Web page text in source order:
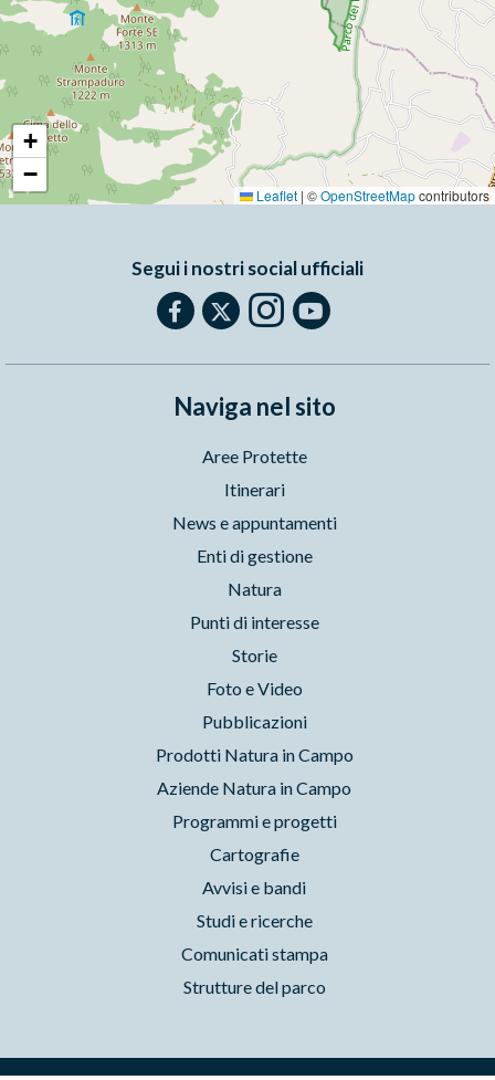
+
−
Leaflet | ©OpenStreetMapcontributors
Segui i nostri social ufficiali
Naviga nel sito
Aree Protette
Itinerari
News e appuntamenti
Enti di gestione
Natura
Punti di interesse
Storie
Foto e Video
Pubblicazioni
Prodotti Natura in Campo
Aziende Natura in Campo
Programmi e progetti
Cartografie
Avvisi e bandi
Studi e ricerche
Comunicati stampa
Strutture del parco